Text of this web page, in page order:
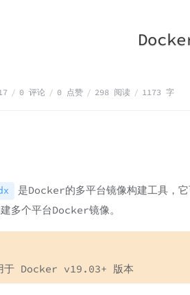
/ 0 评论 / 0 点赞 / 298 阅读 / 1173 字
是Docker的多平台镜像构建工具，
多个平台Docker镜像。
于 Docker v19.03+ 版本